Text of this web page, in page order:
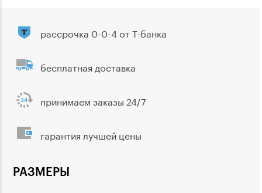
РАЗМЕРЫ
рассрочка 0-0-4 от Т-банка
бесплатная доставка
принимаем заказы 24/7
гарантия лучшей цены